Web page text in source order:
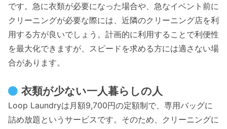
です。急に衣類が必要になった場合や、急なイベント前に
クリーニングが必要な際には、近隣のクリーニング店を利
用する方が良いでしょう。計画的に利用することで利便性
を最大化できますが、スピードを求める方には適さない場
合があります。
衣類が少ない一人暮らしの人
Loop Laundryは月額9,700円の定額制で、専用バッグに
詰め放題というサービスです。そのため、クリーニングに